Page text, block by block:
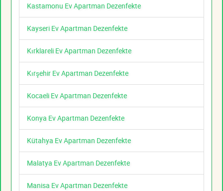
Kastamonu Ev Apartman Dezenfekte
Kayseri Ev Apartman Dezenfekte
Kırklareli Ev Apartman Dezenfekte
Kırşehir Ev Apartman Dezenfekte
Kocaeli Ev Apartman Dezenfekte
Konya Ev Apartman Dezenfekte
Kütahya Ev Apartman Dezenfekte
Malatya Ev Apartman Dezenfekte
Manisa Ev Apartman Dezenfekte